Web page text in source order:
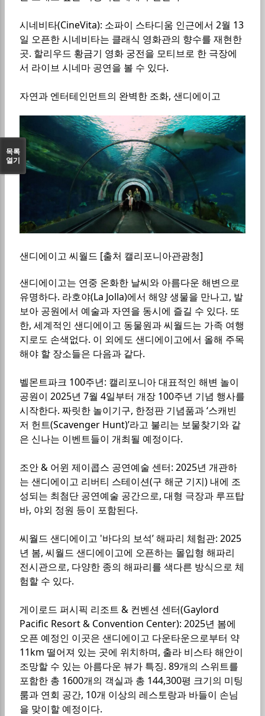
시네비타(CineVita): 소파이 스타디움 인근에서 2월 13
일 오픈한 시네비타는 클래식 영화관의 향수를 재현한
곳. 할리우드 황금기 영화 궁전을 모티브로 한 극장에
서 라이브 시네마 공연을 볼 수 있다.
자연과 엔터테인먼트의 완벽한 조화, 샌디에이고
샌디에이고 씨월드 [출처 캘리포니아관광청]
샌디에이고는 연중 온화한 날씨와 아름다운 해변으로
유명하다. 라호야(La Jolla)에서 해양 생물을 만나고, 발
보아 공원에서 예술과 자연을 동시에 즐길 수 있다. 또
한, 세계적인 샌디에이고 동물원과 씨월드는 가족 여행
지로도 손색없다. 이 외에도 샌디에이고에서 올해 주목
해야 할 장소들은 다음과 같다.
벨몬트파크 100주년: 캘리포니아 대표적인 해변 놀이
공원이 2025년 7월 4일부터 개장 100주년 기념 행사를
시작한다. 짜릿한 놀이기구, 한정판 기념품과 ‘스캐빈
저 헌트(Scavenger Hunt)’라고 불리는 보물찾기와 같
은 신나는 이벤트들이 개최될 예정이다.
조안 & 어윈 제이콥스 공연예술 센터: 2025년 개관하
는 샌디에이고 리버티 스테이션(구 해군 기지) 내에 조
성되는 최첨단 공연예술 공간으로, 대형 극장과 루프탑
바, 야외 정원 등이 포함된다.
씨월드 샌디에이고 '바다의 보석’ 해파리 체험관: 2025
년 봄, 씨월드 샌디에이고에 오픈하는 몰입형 해파리
전시관으로, 다양한 종의 해파리를 색다른 방식으로 체
험할 수 있다.
게이로드 퍼시픽 리조트 & 컨벤션 센터(Gaylord
Pacific Resort & Convention Center): 2025년 봄에
오픈 예정인 이곳은 샌디에이고 다운타운으로부터 약
11km 떨어져 있는 곳에 위치하며, 출라 비스타 해안이
조망할 수 있는 아름다운 뷰가 특징. 89개의 스위트를
포함한 총 1600개의 객실과 총 144,300평 크기의 미팅
룸과 연회 공간, 10개 이상의 레스토랑과 바들이 손님
을 맞이할 예정이다.
목록
열기